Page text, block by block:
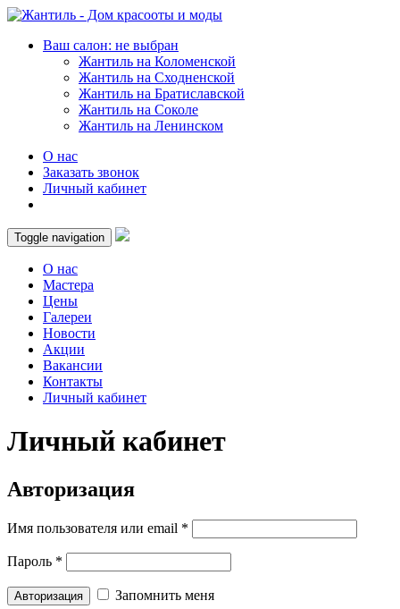
Ваш салон: не выбран
Жантиль на Коломенской
Жантиль на Сходненской
Жантиль на Братиславской
Жантиль на Соколе
Жантиль на Ленинском
О нас
Заказать звонок
Личный кабинет
Toggle navigation
О нас
Мастера
Цены
Галереи
Новости
Акции
Вакансии
Контакты
Личный кабинет
Личный кабинет
Авторизация
Имя пользователя или email *
Пароль *
Запомнить меня